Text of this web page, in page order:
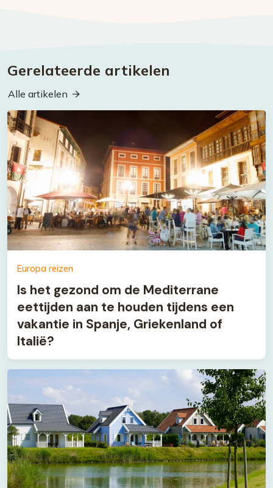
Gerelateerde artikelen
Alle artikelen
Europa reizen
Is het gezond om de Mediterrane
eettijden aan te houden tijdens een
vakantie in Spanje, Griekenland of
Italië?